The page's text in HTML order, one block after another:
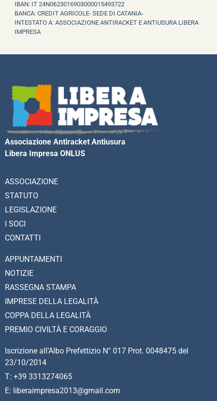
IBAN: IT 24N0623016903000015493722
BANCA: CREDIT AGRICOLE- SEDE DI CATANIA-
INTESTATO A: ASSOCIAZIONE ANTIRACKET E ANTIUSURA LIBERA
IMPRESA
Associazione Antiracket Antiusura
Libera Impresa ONLUS
ASSOCIAZIONE
STATUTO
LEGISLAZIONE
I SOCI
CONTATTI
APPUNTAMENTI
NOTIZIE
RASSEGNA STAMPA
IMPRESE DELLA LEGALITÀ
COPPA DELLA LEGALITÀ
PREMIO CIVILTÀ E CORAGGIO
Iscrizione all’Albo Prefettizio N° 017 Prot. 0048475 del
23/10/2014
T: +39 3313274065
E: liberaimpresa2013@gmail.com